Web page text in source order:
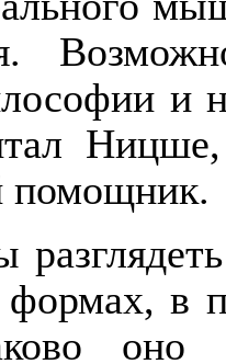
и
помощник.
формах, в